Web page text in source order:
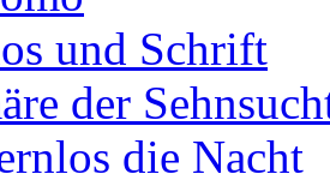
und Schrift
der
die Nacht